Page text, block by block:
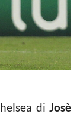
di Josè